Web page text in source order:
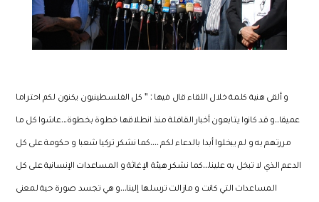
و ألقى هنية كلمة خلال اللقاء قال فيها : '' كل الفلسطينيون يكنون لكم احتراما
عميقا..و قد كانوا يتابعون أخبار القافلة منذ انطلاقها خطوة بخطوة...عاشوا كل ما
مررتهم به و لم يبخلوا أبدا بالدعاء لكم ….كما نشكر تركيا شعبا و حكومة على كل
الدعم الذي لا تبخل به علينا...كما نشكر هيئة الإغاثة و المساعدات الإنسانية على كل
المساعدات التي كانت و مازالت ترسلها إلينا...و هي تجسد صورة حية لمعنى